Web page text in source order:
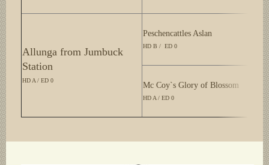
Allunga from Jumbuck
Station
HD A / ED 0
Peschencattles Aslan
HD B / ED 0
Mc Coy`s Glory of Blossom
HD A / ED 0